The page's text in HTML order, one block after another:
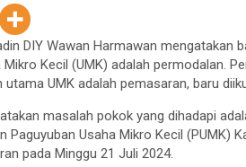
DIY Wawan Harmawan mengatakan
Kecil (UMK) adalah permodalan.
UMK adalah pemasaran, baru
masalah pokok yang dihadapi
Usaha Mikro Kecil (PUMK)
pada Minggu 21 Juli 2024.